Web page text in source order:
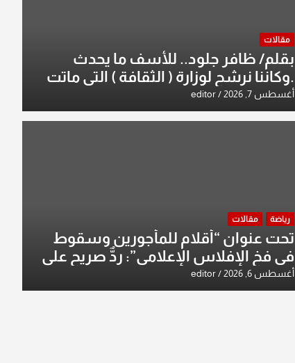
مقالات
بقلم/ ظافر جلود.. للأسف ما يحدث
.وكاننا نرشح لوزارة ( الثقافة ) التي ماتت
من زمان وزير يمثلها من النخبة والإرث
العظيم للثقافة العراقية..
أغسطس 7, 2026 editor
رياضة مقالات
تحت عنوان “أقلام للمأجورين وسقوط
في فخ الإفلاس الإعلامي”: ردٌّ صريح على
افتراءات سمير الشكرجي
أغسطس 6, 2026 editor